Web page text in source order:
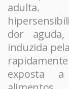
adulta.
dor
induzida
exposta